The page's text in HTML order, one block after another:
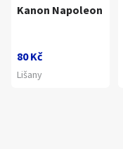
Kanon Napoleon
80 Kč
Lišany